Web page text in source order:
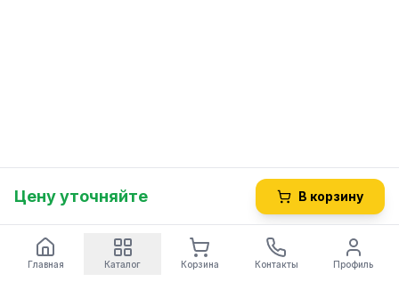
Цену уточняйте В корзину
Главная Каталог Корзина Контакты Профиль